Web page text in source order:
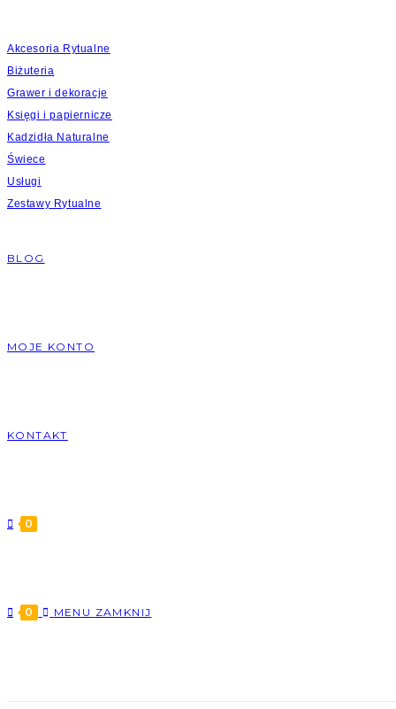
Akcesoria Rytualne
Biżuteria
Grawer i dekoracje
Księgi i papiernicze
Kadzidła Naturalne
Świece
Usługi
Zestawy Rytualne
BLOG
MOJE KONTO
KONTAKT
0
0 MENU ZAMKNIJ